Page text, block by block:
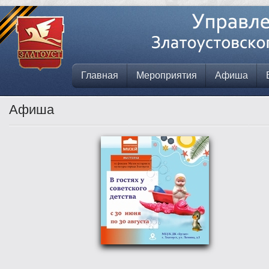
Главная Мероприятия Афиша
Афиша